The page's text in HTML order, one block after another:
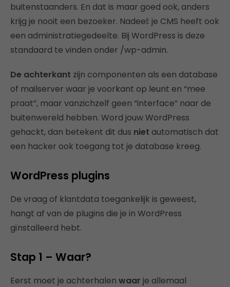
buitenstaanders. En dat is maar goed ook, anders
krijg je nooit een bezoeker. Nadeel: je CMS heeft ook
een administratiegedeelte. Bij WordPress is deze
standaard te vinden onder /wp-admin.
De achterkant zijn componenten als een database
of mailserver waar je voorkant op leunt en “mee
praat”, maar vanzichzelf geen “interface” naar de
buitenwereld hebben. Word jouw WordPress
gehackt, dan betekent dit dus niet automatisch dat
een hacker ook toegang tot je database kreeg.
WordPress plugins
De vraag of klantdata toegankelijk is geweest,
hangt af van de plugins die je in WordPress
gïnstalleerd hebt.
Stap 1 – Waar?
Eerst moet je achterhalen waar je allemaal